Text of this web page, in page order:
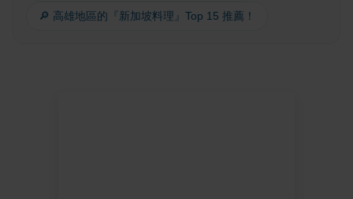
🔎 高雄地區的『新加坡料理』Top 15 推薦！